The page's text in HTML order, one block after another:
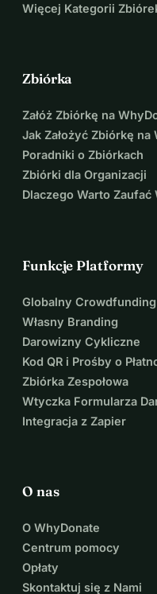
Więcej Kategorii
Zbiórka
Załóż Zbiórkę na
Jak Założyć Zbiórkę na
Poradniki o Zbiórkach
Zbiórki dla Organizacji
Dlaczego Warto Zaufać
Funkcje Platformy
Globalny Crowdfunding
Własny Branding
Darowizny Cykliczne
Kod QR i Prośby o
Zbiórka Zespołowa
Wtyczka Formularza
Integracja z Zapier
O nas
O WhyDonate
Centrum pomocy
Opłaty
Skontaktuj się z Nami